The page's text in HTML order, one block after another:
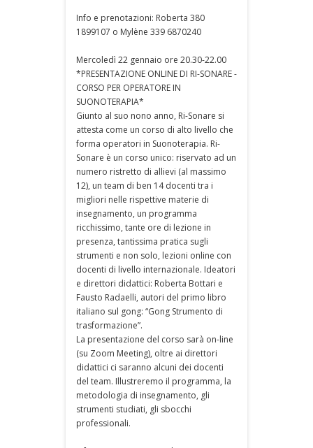
Info e prenotazioni: Roberta 380
1899107 o Mylène 339 6870240
Mercoledì 22 gennaio ore 20.30-22.00
*PRESENTAZIONE ONLINE DI RI-SONARE -
CORSO PER OPERATORE IN
SUONOTERAPIA*
Giunto al suo nono anno, Ri-Sonare si
attesta come un corso di alto livello che
forma operatori in Suonoterapia. Ri-
Sonare è un corso unico: riservato ad un
numero ristretto di allievi (al massimo
12), un team di ben 14 docenti tra i
migliori nelle rispettive materie di
insegnamento, un programma
ricchissimo, tante ore di lezione in
presenza, tantissima pratica sugli
strumenti e non solo, lezioni online con
docenti di livello internazionale. Ideatori
e direttori didattici: Roberta Bottari e
Fausto Radaelli, autori del primo libro
italiano sul gong: “Gong Strumento di
trasformazione”.
La presentazione del corso sarà on-line
(su Zoom Meeting), oltre ai direttori
didattici ci saranno alcuni dei docenti
del team. Illustreremo il programma, la
metodologia di insegnamento, gli
strumenti studiati, gli sbocchi
professionali.